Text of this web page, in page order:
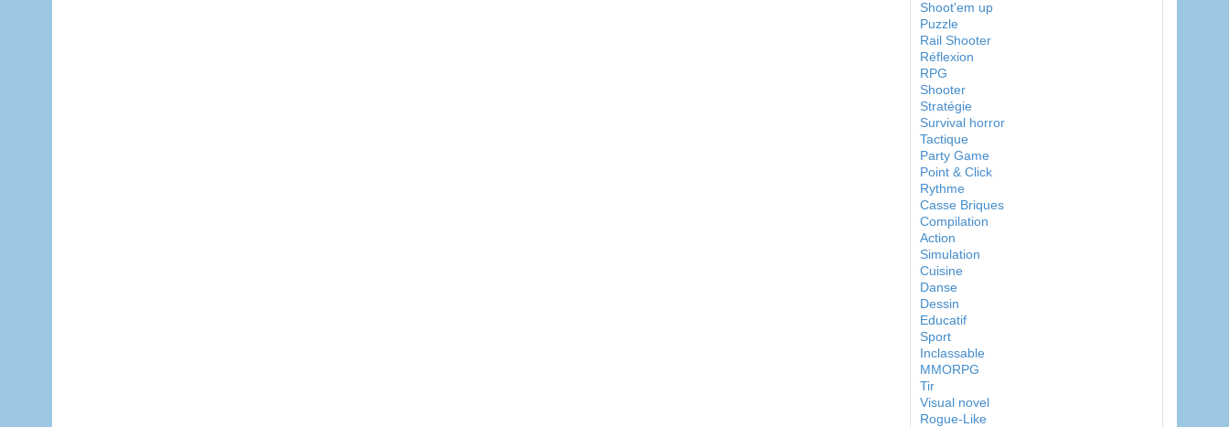
Shoot'em up
Puzzle
Rail Shooter
Réflexion
RPG
Shooter
Stratégie
Survival horror
Tactique
Party Game
Point & Click
Rythme
Casse Briques
Compilation
Action
Simulation
Cuisine
Danse
Dessin
Educatif
Sport
Inclassable
MMORPG
Tir
Visual novel
Rogue-Like